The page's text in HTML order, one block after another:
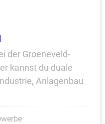
der Groeneveld-
kannst du duale
Anlagenbau